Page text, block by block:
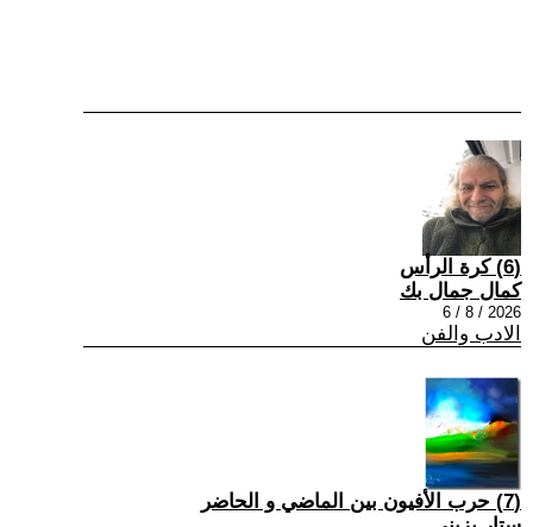
(6) كرة الرأس
كمال جمال بك
2026 / 8 / 6
الادب والفن
(7) حرب الأفيون بين الماضي و الحاضر